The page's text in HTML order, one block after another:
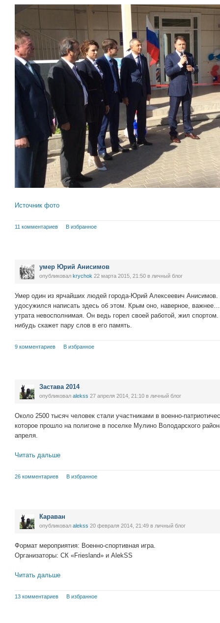
Источник фото
11 комментариев В избранное
умер Юрий Анисимов
опубликовал krychok 22 марта 2015, 21:50 в личный блог
Умер один из ярчайших людей города-Юрий Алексеевич Анисимов.
удосужился написать здесь об этом. Крым оно, наверное,
утрата невосполнимая. Он ведь горел своей работой, жил
нибудь скажет пару слов в его память.
9 комментариев В избранное
Застава 2014
опубликовал alekss 27 апреля 2014, 21:10 в личный блог
Около 2500 тысяч человек стали участниками в военно-
которое прошло на полигоне в поселке Мулино Володарского
апреля.
Читать дальше
26 комментариев В избранное
Караван
опубликовал alekss 20 февраля 2014, 21:49 в личный блог
Формат мероприятия: Военно-спортивная игра.
Организаторы: СК «Friesland» и AlekSS
Читать дальше
13 комментариев В избранное